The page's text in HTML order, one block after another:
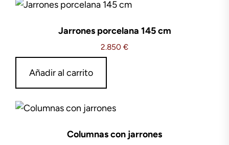
Jarrones porcelana 145 cm
2.850 €
Añadir al carrito
Columnas con jarrones